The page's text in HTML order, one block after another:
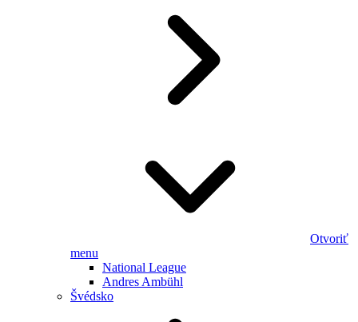
Otvoriť
menu
National League
Andres Ambühl
Švédsko